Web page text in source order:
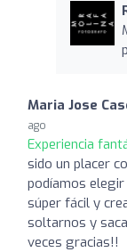
Maria Jose
ago
Experiencia
sido un placer
podíamos
súper fácil y
soltarnos y
veces gracias!!